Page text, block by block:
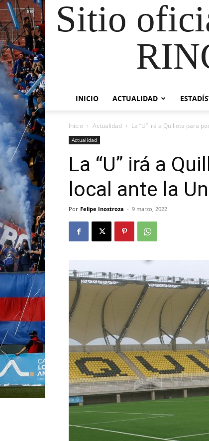
Sitio
INICIO ACTUALIDAD
Inicio Actualidad La “U” irá a Quillota para
Actualidad
La “U” irá a
local ante la
Por Felipe Inostroza - 9 marzo, 2022